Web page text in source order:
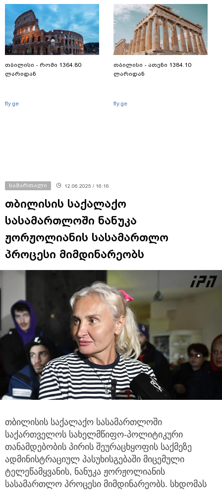
თბილისი - რომი 1364.80
ლარიდან
fly.ge
თბილისი - ათენი 1384.10
ლარიდან
fly.ge
სამართალი 12.06.2025 / 16:16
თბილისის საქალაქო
სასამართლოში ნანუკა
ჟორჟოლიანის სასამართლო
პროცესი მიმდინარეობს
თბილისის საქალაქო სასამართლოში
საქართველოს სახელმწიფო-პოლიტიკური
თანამდებობის პირის შეურაცხყოფის საქმეზე
ადმინისტრაციულ პასუხისგებაში მიცემული
ტელეწამყვანის, ნანუკა ჟორჟოლიანის
სასამართლო პროცესი მიმდინარეობს. სხდომას